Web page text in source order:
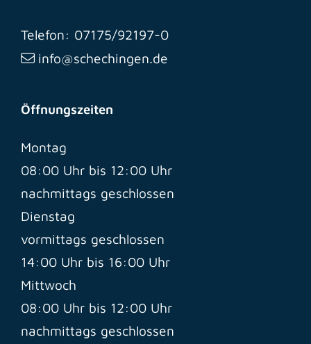
Telefon: 07175/92197-0
info@schechingen.de
Öffnungszeiten
Montag
08:00 Uhr bis 12:00 Uhr
nachmittags geschlossen
Dienstag
vormittags geschlossen
14:00 Uhr bis 16:00 Uhr
Mittwoch
08:00 Uhr bis 12:00 Uhr
nachmittags geschlossen